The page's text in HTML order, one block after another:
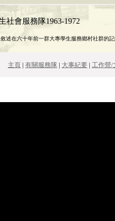
社會服務隊1963-1972
述在六十年前一群大專學生服務鄉村社群的
主頁 | 有關服務隊 | 大事紀要 | 工作營/